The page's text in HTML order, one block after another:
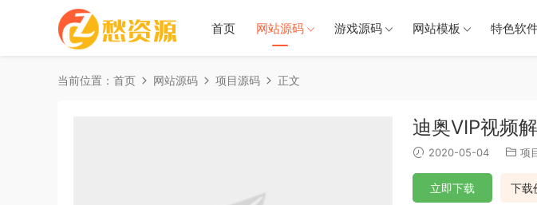
首页 网站源码 游戏源码 网站模板 特色软
当前位置： 首页 网站源码 项目源码 正文
迪奥VIP视频
2020-05-04 项
下载
立即下载